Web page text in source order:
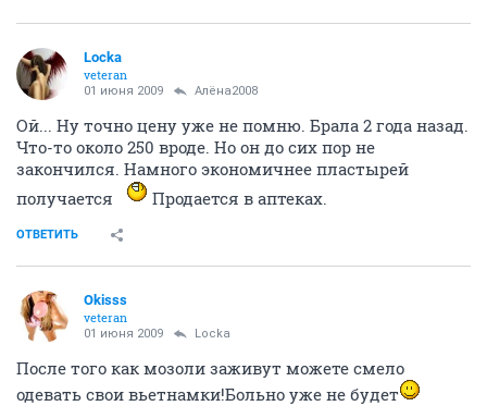
Locka
veteran
01 июня 2009 Алёна2008
Ой... Ну точно цену уже не помню. Брала 2 года назад.
Что-то около 250 вроде. Но он до сих пор не
закончился. Намного экономичнее пластырей
получается
Продается в аптеках.
ОТВЕТИТЬ
Okisss
veteran
01 июня 2009 Locka
После того как мозоли заживут можете смело
одевать свои вьетнамки!Больно уже не будет